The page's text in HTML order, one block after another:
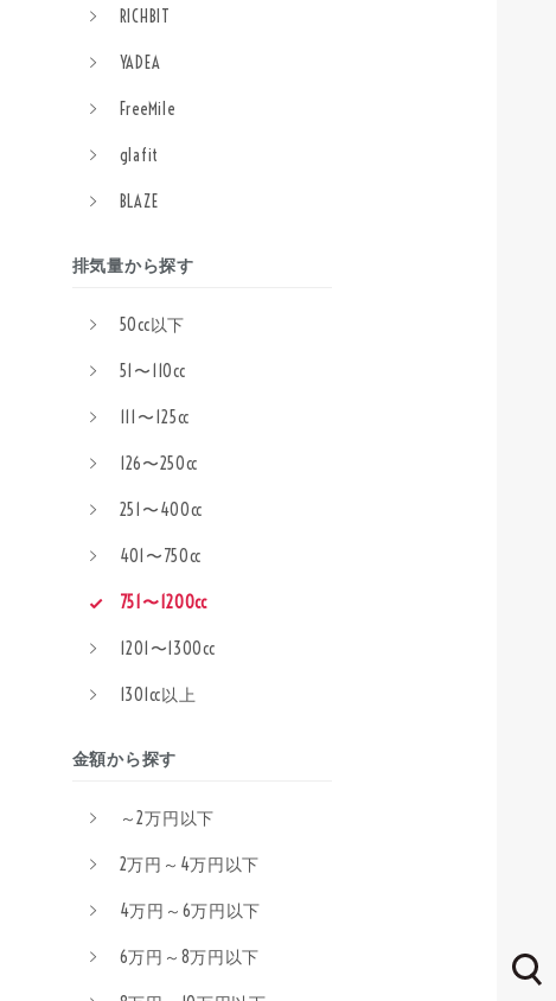
RICHBIT
YADEA
FreeMile
glafit
BLAZE
排気量から探す
50cc以下
51〜110cc
111〜125cc
126〜250cc
251〜400cc
401〜750cc
751〜1200cc
1201〜1300cc
1301cc以上
金額から探す
～2万円以下
2万円～4万円以下
4万円～6万円以下
6万円～8万円以下